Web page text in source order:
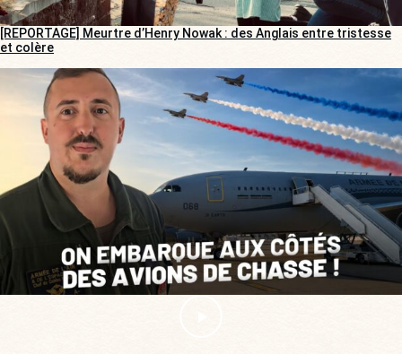
[REPORTAGE] Meurtre d’Henry Nowak : des Anglais entre tristesse
et colère